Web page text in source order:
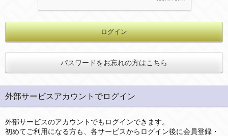
パスワードをお忘れの方はこちら
外部サービスアカウントでログイン
外部サービスのアカウントでもログインできます。
初めてご利用になる方も、各サービスからログイン後に会員登録・